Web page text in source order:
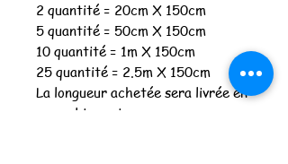
2 quantité = 20cm X 150cm
5 quantité = 50cm X 150cm
10 quantité = 1m X 150cm
25 quantité = 2.5m X 150cm
La longueur achetée sera livrée en
un seul tenant